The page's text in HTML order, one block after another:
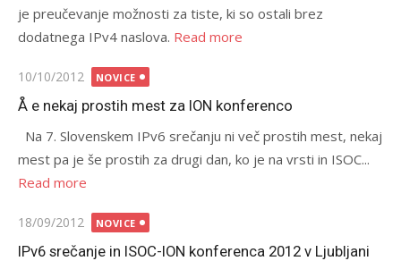
je preučevanje možnosti za tiste, ki so ostali brez
dodatnega IPv4 naslova. Read more
Posted
on
10/10/2012 NOVICE
Å e nekaj prostih mest za ION konferenco
Na 7. Slovenskem IPv6 srečanju ni več prostih mest, nekaj
mest pa je še prostih za drugi dan, ko je na vrsti in ISOC...
Read more
Posted
on
18/09/2012 NOVICE
IPv6 srečanje in ISOC-ION konferenca 2012 v Ljubljani